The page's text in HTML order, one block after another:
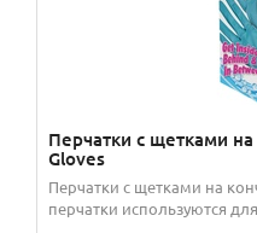
Перчатки с щетками
Gloves
Перчатки с щетками на
перчатки используются